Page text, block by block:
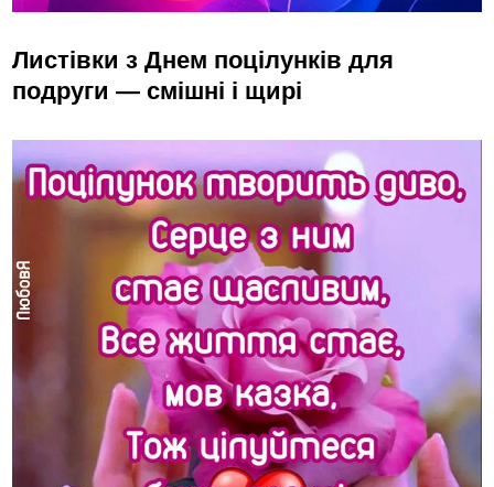
Листівки з Днем поцілунків для
подруги — смішні і щирі